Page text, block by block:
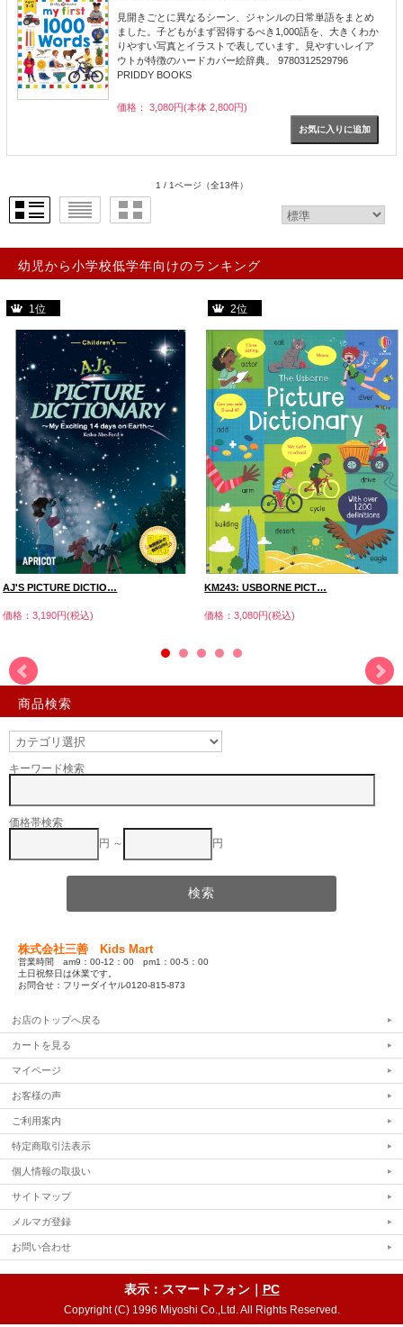
見開きごとに異なるシーン、ジャンルの日常単語をまとめ
ました。子どもがまず習得するべき1,000語を、大きくわか
りやすい写真とイラストで表しています。見やすいレイア
ウトが特徴のハードカバー絵辞典。 9780312529796
PRIDDY BOOKS
価格： 3,080円(本体 2,800円)
1 / 1ページ （全13件）
幼児から小学校低学年向けのランキング
1位
AJ'S PICTURE DICTIO…
価格：3,190円(税込)
2位
KM243: USBORNE PICT…
価格：3,080円(税込)
商品検索
キーワード検索
価格帯検索
円 ～
円
株式会社三善 Kids Mart
営業時間 am9：00-12：00 pm1：00-5：00
土日祝祭日は休業です。
お問合せ：フリーダイヤル0120-815-873
お店のトップへ戻る
カートを見る
マイページ
お客様の声
ご利用案内
特定商取引法表示
個人情報の取扱い
サイトマップ
メルマガ登録
お問い合わせ
表示：スマートフォン｜ PC
Copyright (C) 1996 Miyoshi Co.,Ltd. All Rights Reserved.